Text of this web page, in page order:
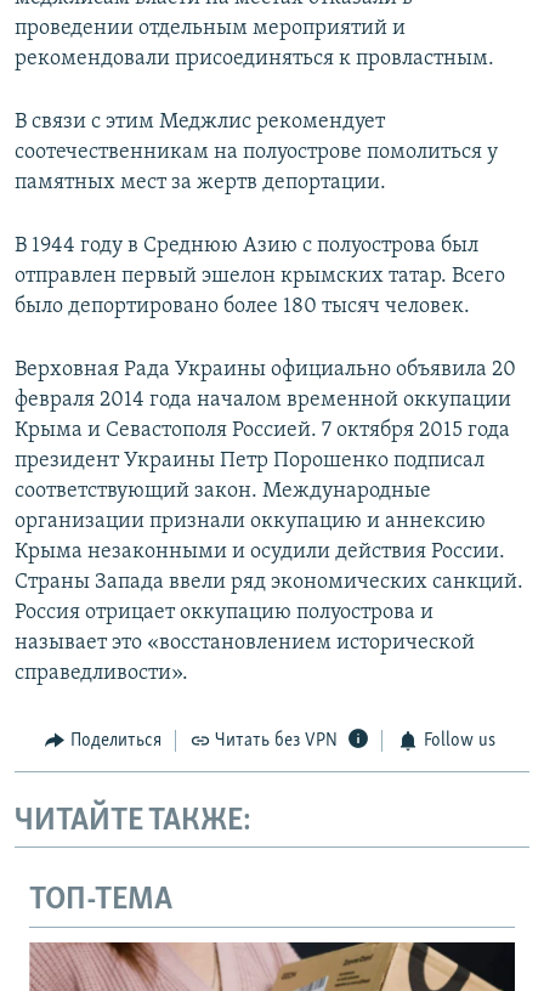
проведении отдельным мероприятий и
рекомендовали присоединяться к провластным.
В связи с этим Меджлис рекомендует
соотечественникам на полуострове помолиться у
памятных мест за жертв депортации.
В 1944 году в Среднюю Азию с полуострова был
отправлен первый эшелон крымских татар. Всего
было депортировано более 180 тысяч человек.
Верховная Рада Украины официально объявила 20
февраля 2014 года началом временной оккупации
Крыма и Севастополя Россией. 7 октября 2015 года
президент Украины Петр Порошенко подписал
соответствующий закон. Международные
организации признали оккупацию и аннексию
Крыма незаконными и осудили действия России.
Страны Запада ввели ряд экономических санкций.
Россия отрицает оккупацию полуострова и
называет это «восстановлением исторической
справедливости».
Поделиться Читать без VPN Follow us
ЧИТАЙТЕ ТАКЖЕ:
ТОП-ТЕМА